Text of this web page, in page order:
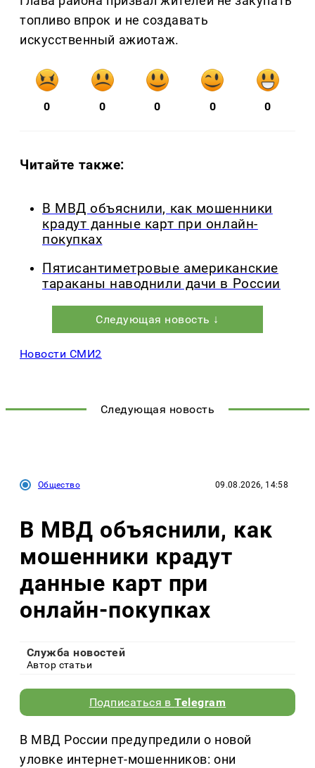
топливо впрок и не создавать
искусственный ажиотаж.
0 0 0 0 0
Читайте также:
В МВД объяснили, как мошенники
крадут данные карт при онлайн-
покупках
Пятисантиметровые американские
тараканы наводнили дачи в России
Следующая новость ↓
Новости СМИ2
Следующая новость
Общество 09.08.2026, 14:58
В МВД объяснили, как
мошенники крадут
данные карт при
онлайн-покупках
Служба новостей
Автор статьи
Подписаться вTelegram
В МВД России предупредили о новой
уловке интернет-мошенников: они